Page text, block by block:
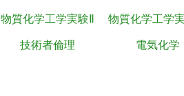
物質化学工学実験Ⅱ
物質化学工学
技術者倫理 電気化学